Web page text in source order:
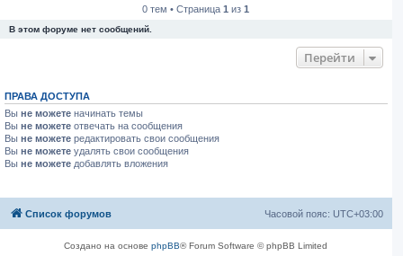
0 тем • Страница1 из1
В этом форуме нет сообщений.
Перейти
ПРАВА ДОСТУПА
Вы не можете начинать темы
Вы не можете отвечать на сообщения
Вы не можете редактировать свои сообщения
Вы не можете удалять свои сообщения
Вы не можете добавлять вложения
Список форумов Часовой пояс: UTC+03:00
Создано на основеphpBB® Forum Software © phpBB Limited